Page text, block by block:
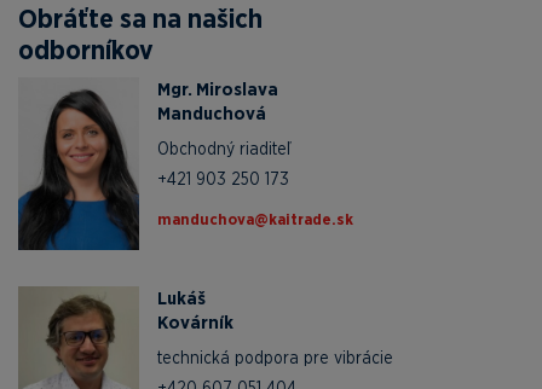
Obráťte sa na našich
odborníkov
Mgr. Miroslava
Manduchová
Obchodný riaditeľ
+421 903 250 173
ks.edartiak@avohcudnam
Lukáš
Kovárník
technická podpora pre vibrácie